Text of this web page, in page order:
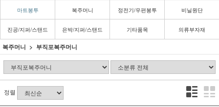
마트봉투 복주머니 정전기/우편봉투 비닐원단
진공/지퍼/스탠드 은박/지퍼/스탠드 기타품목 의류부자재
복주머니 부직포복주머니
정렬